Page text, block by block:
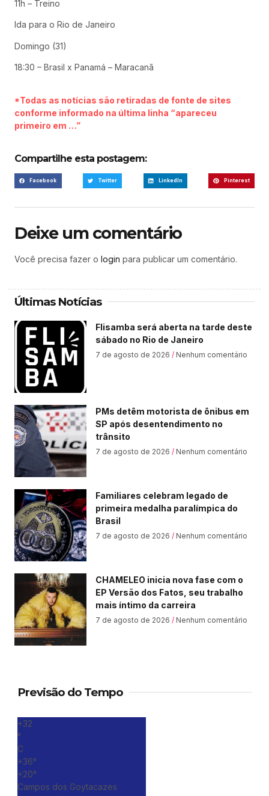
11h – Treino
Ida para o Rio de Janeiro
Domingo (31)
18:30 – Brasil x Panamá – Maracanã
*Todas as notícias são retiradas de fonte de sites
conforme informado na última linha “apareceu
primeiro em …”
Compartilhe esta postagem:
Facebook Twitter LinkedIn Pinterest
Deixe um comentário
Você precisa fazer o login para publicar um comentário.
Últimas Notícias
Flisamba será aberta na tarde deste
sábado no Rio de Janeiro
7 de agosto de 2026 Nenhum comentário
PMs detêm motorista de ônibus em
SP após desentendimento no
trânsito
7 de agosto de 2026 Nenhum comentário
Familiares celebram legado de
primeira medalha paralímpica do
Brasil
7 de agosto de 2026 Nenhum comentário
CHAMELEO inicia nova fase com o
EP Versão dos Fatos, seu trabalho
mais íntimo da carreira
7 de agosto de 2026 Nenhum comentário
Previsão do Tempo
+32
°
C
+36°
+20°
Campos dos Goytacazes